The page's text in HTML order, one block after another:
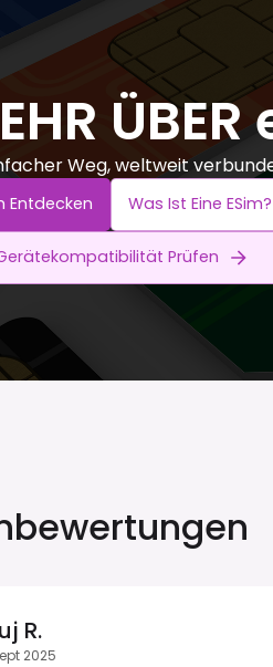
Weg, weltweit
Entdecken Was Ist Eine ESim?
Prüfen
R.
2025